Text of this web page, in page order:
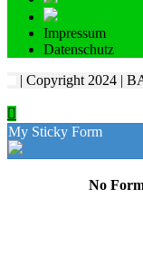
Impressum
Datenschutz
| Copyright 2024 |
My Sticky Form
No